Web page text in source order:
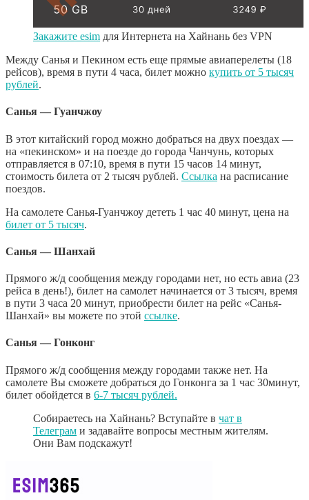
Закажите esim для Интернета на Хайнань без VPN
Между Санья и Пекином есть еще прямые авиаперелеты (18
рейсов), время в пути 4 часа, билет можно купить от 5 тысяч
рублей.
Санья — Гуанчжоу
В этот китайский город можно добраться на двух поездах —
на «пекинском» и на поезде до города Чанчунь, которых
отправляется в 07:10, время в пути 15 часов 14 минут,
стоимость билета от 2 тысяч рублей. Ссылка на расписание
поездов.
На самолете Санья-Гуанчжоу дететь 1 час 40 минут, цена на
билет от 5 тысяч.
Санья — Шанхай
Прямого ж/д сообщения между городами нет, но есть авиа (23
рейса в день!), билет на самолет начинается от 3 тысяч, время
в пути 3 часа 20 минут, приобрести билет на рейс «Санья-
Шанхай» вы можете по этой ссылке.
Санья — Гонконг
Прямого ж/д сообщения между городами также нет. На
самолете Вы сможете добраться до Гонконга за 1 час 30минут,
билет обойдется в 6-7 тысяч рублей.
Собираетесь на Хайнань? Вступайте в чат в
Телеграм и задавайте вопросы местным жителям.
Они Вам подскажут!